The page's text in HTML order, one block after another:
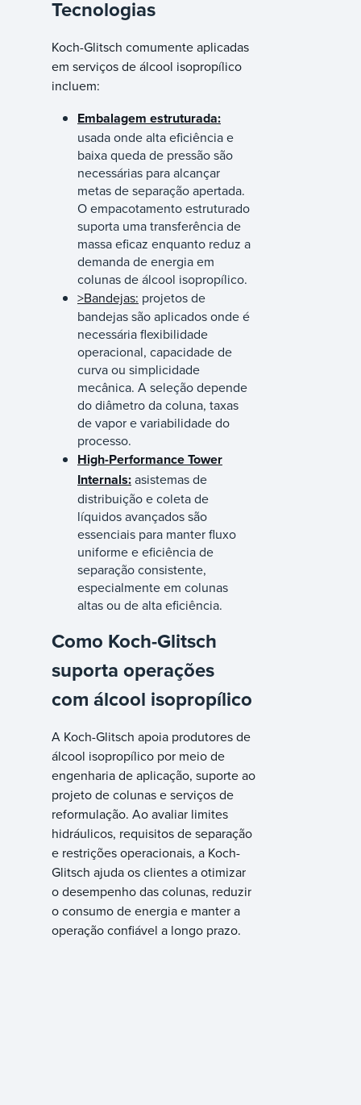
Tecnologias
Koch-Glitsch comumente aplicadas
em serviços de álcool isopropílico
incluem:
Embalagem estruturada:
usada onde alta eficiência e
baixa queda de pressão são
necessárias para alcançar
metas de separação apertada.
O empacotamento estruturado
suporta uma transferência de
massa eficaz enquanto reduz a
demanda de energia em
colunas de álcool isopropílico.
>Bandejas: projetos de
bandejas são aplicados onde é
necessária flexibilidade
operacional, capacidade de
curva ou simplicidade
mecânica. A seleção depende
do diâmetro da coluna, taxas
de vapor e variabilidade do
processo.
High-Performance Tower
Internals:asistemas de
distribuição e coleta de
líquidos avançados são
essenciais para manter fluxo
uniforme e eficiência de
separação consistente,
especialmente em colunas
altas ou de alta eficiência.
Como Koch-Glitsch
suporta operações
com álcool isopropílico
A Koch-Glitsch apoia produtores de
álcool isopropílico por meio de
engenharia de aplicação, suporte ao
projeto de colunas e serviços de
reformulação. Ao avaliar limites
hidráulicos, requisitos de separação
e restrições operacionais, a Koch-
Glitsch ajuda os clientes a otimizar
o desempenho das colunas, reduzir
o consumo de energia e manter a
operação confiável a longo prazo.